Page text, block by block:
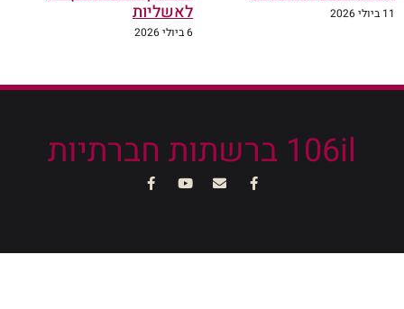
11 ביולי 2026 לאשליות
6 ביולי 2026
106il ברשתות חברתיות